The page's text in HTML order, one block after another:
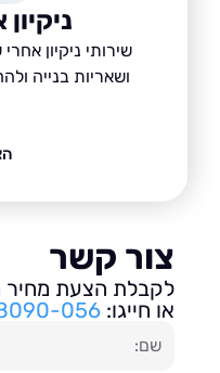
ניקיון
שירותי ניקיון אחרי
ושאריות בנייה ולהחזרת
קשר
הצעת מחיר מהירה
חייגו:050-8090-056